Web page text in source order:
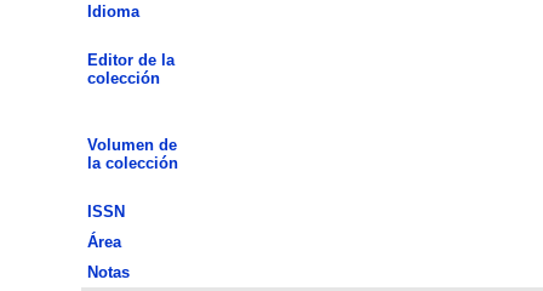
Idioma
Editor de la
colección
Volumen de
la colección
ISSN
Área
Notas